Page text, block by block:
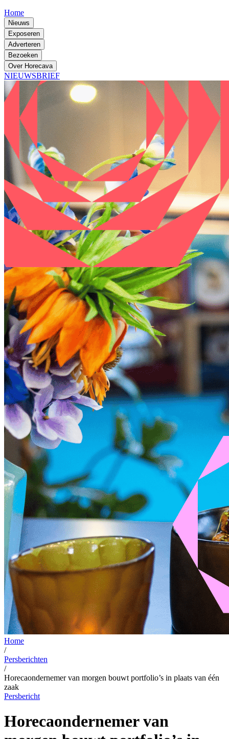
Home
Nieuws
Exposeren
Adverteren
Bezoeken
Over Horecava
NIEUWSBRIEF
Home
/
Persberichten
/
Horecaondernemer van morgen bouwt portfolio’s in plaats van één
zaak
Persbericht
Horecaondernemer van